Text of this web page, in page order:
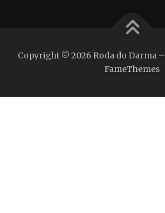
Copyright © 2026 Roda do Darma –
FameThemes